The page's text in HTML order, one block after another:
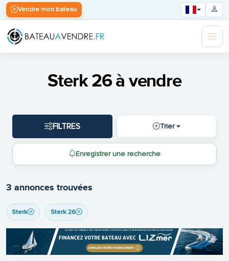
Vendre mon bateau
Sterk 26 à vendre
FILTRES Trier
Enregistrer une recherche
3 annonces trouvées
Sterk Sterk 26